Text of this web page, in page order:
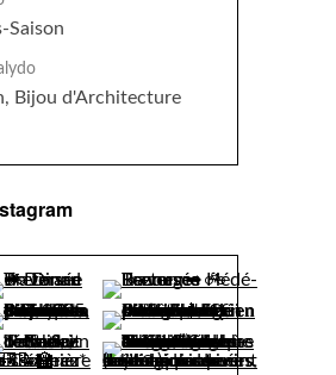
Saison
Bijou d'Architecture